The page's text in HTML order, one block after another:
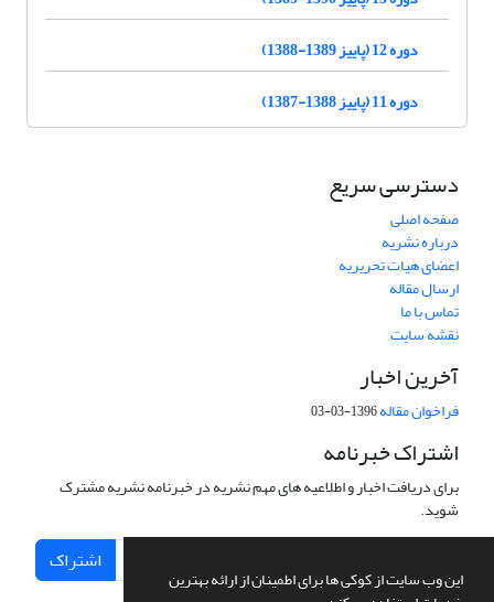
این وب سایت از کوکی ها برای اطمینان از ارائه بهترین
دوره 12 (پاییز 1389-1388)
دوره 11 (پاییز 1388-1387)
دسترسی سریع
صفحه اصلی
درباره نشریه
اعضای هیات تحریریه
ارسال مقاله
تماس با ما
نقشه سایت
آخرین اخبار
فراخوان مقاله1396-03-03
اشتراک خبرنامه
برای دریافت اخبار و اطلاعیه های مهم نشریه در خبرنامه نشریه مشترک
شوید.
اشتراک